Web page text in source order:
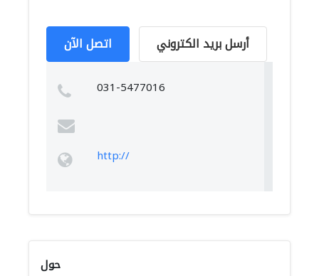
اتصل الآن أرسل بريد الكتروني
031-5477016
http://
حول